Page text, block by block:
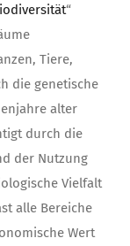
“
Tiere,
die genetische
alter
durch die
der Nutzung
Vielfalt
alle Bereiche
Wert